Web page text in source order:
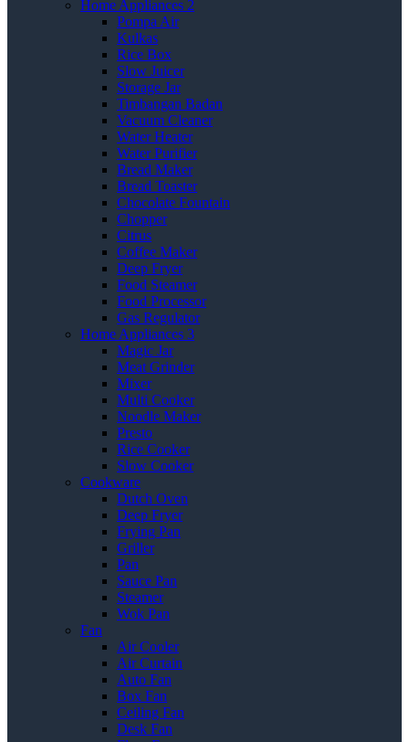
Home Appliances 2
Pompa Air
Kulkas
Rice Box
Slow Juicer
Storage Jar
Timbangan Badan
Vacuum Cleaner
Water Heater
Water Purifier
Bread Maker
Bread Toaster
Chocolate Fountain
Chopper
Citrus
Coffee Maker
Deep Fryer
Food Steamer
Food Processor
Gas Regulator
Home Appliances 3
Magic Jar
Meat Grinder
Mixer
Multi Cooker
Noodle Maker
Presto
Rice Cooker
Slow Cooker
Cookware
Dutch Oven
Deep Fryer
Frying Pan
Griller
Pan
Sauce Pan
Steamer
Wok Pan
Fan
Air Cooler
Air Curtain
Auto Fan
Box Fan
Ceiling Fan
Desk Fan